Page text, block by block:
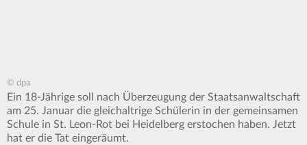
© dpa
Ein 18-Jährige soll nach Überzeugung der Staatsanwaltschaft
am 25. Januar die gleichaltrige Schülerin in der gemeinsamen
Schule in St. Leon-Rot bei Heidelberg erstochen haben. Jetzt
hat er die Tat eingeräumt.